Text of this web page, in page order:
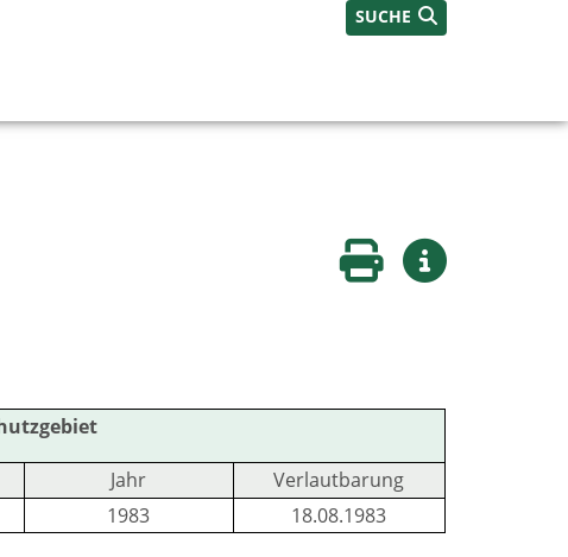
SUCHE
Seite druckenWeitere Infos
Jahr
Verlautbarung
1983 18.08.1983